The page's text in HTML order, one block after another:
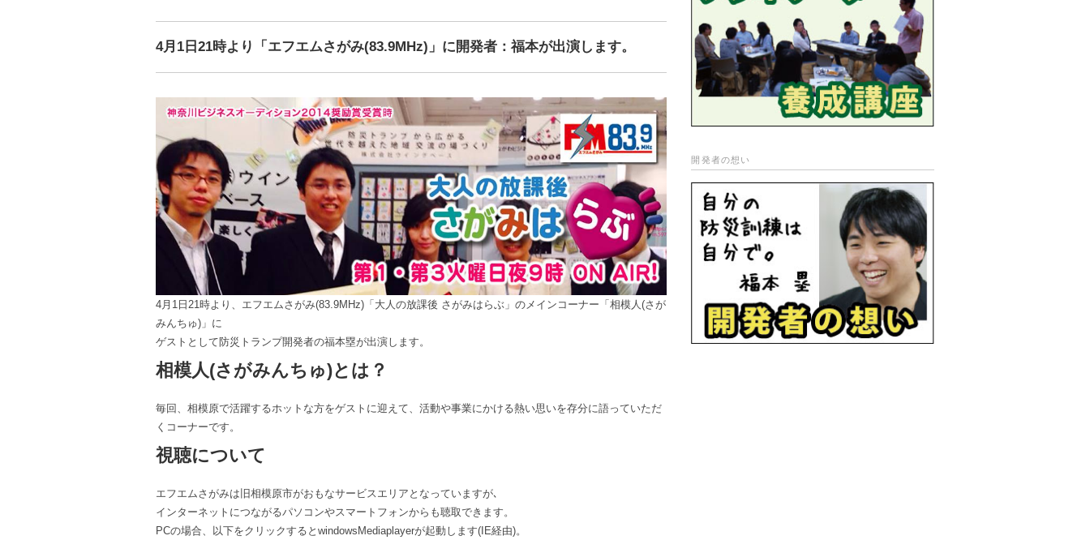
4月1日21時より「エフエムさがみ(83.9MHz)」に開発者：福本が出演します。
4月1日21時より、エフエムさがみ(83.9MHz)「大人の放課後 さがみはらぶ」のメインコーナー「相模人(さが
みんちゅ)」に
ゲストとして防災トランプ開発者の福本塁が出演します。
相模人(さがみんちゅ)とは？
毎回、相模原で活躍するホットな方をゲストに迎えて、活動や事業にかける熱い思いを存分に語っていただ
くコーナーです。
視聴について
エフエムさがみは旧相模原市がおもなサービスエリアとなっていますが､
インターネットにつながるパソコンやスマートフォンからも聴取できます。
PCの場合、以下をクリックするとwindowsMediaplayerが起動します(IE経由)。
開発者の想い